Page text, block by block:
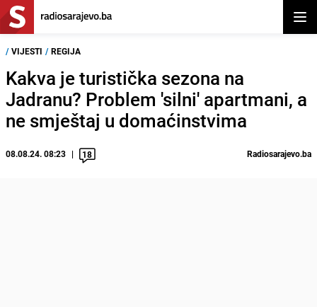
/ VIJESTI / REGIJA
Kakva je turistička sezona na
Jadranu? Problem 'silni' apartmani, a
ne smještaj u domaćinstvima
08.08.24. 08:23 18 Radiosarajevo.ba